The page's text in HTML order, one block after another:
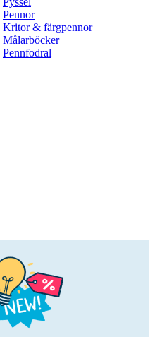
Pennor
Kritor & färgpennor
Målarböcker
Pennfodral